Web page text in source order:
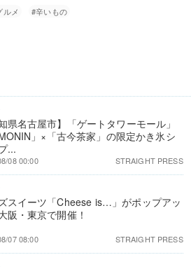
ルメ #辛いもの
県名古屋市】「ゲートタワーモール」
」×「古今茶家」の限定かき氷シ
...
STRAIGHT PRESS
08 00:00
スイーツ「Cheese is…」がポップアッ
阪・東京で開催！
STRAIGHT PRESS
07 08:00